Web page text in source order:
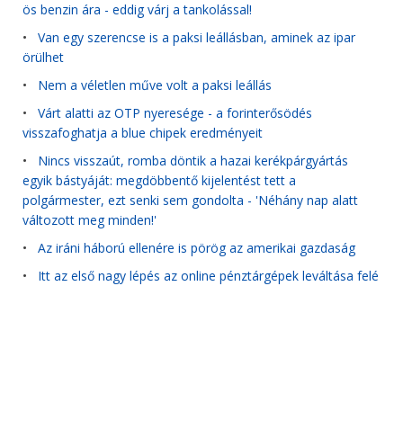
ös benzin ára - eddig várj a tankolással!
• Van egy szerencse is a paksi leállásban, aminek az ipar
örülhet
• Nem a véletlen műve volt a paksi leállás
• Várt alatti az OTP nyeresége - a forinterősödés
visszafoghatja a blue chipek eredményeit
• Nincs visszaút, romba döntik a hazai kerékpárgyártás
egyik bástyáját: megdöbbentő kijelentést tett a
polgármester, ezt senki sem gondolta - 'Néhány nap alatt
változott meg minden!'
• Az iráni háború ellenére is pörög az amerikai gazdaság
• Itt az első nagy lépés az online pénztárgépek leváltása felé